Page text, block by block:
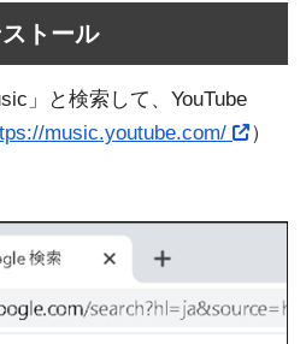
トール
」と検索して、YouTube
music.youtube.com/
）